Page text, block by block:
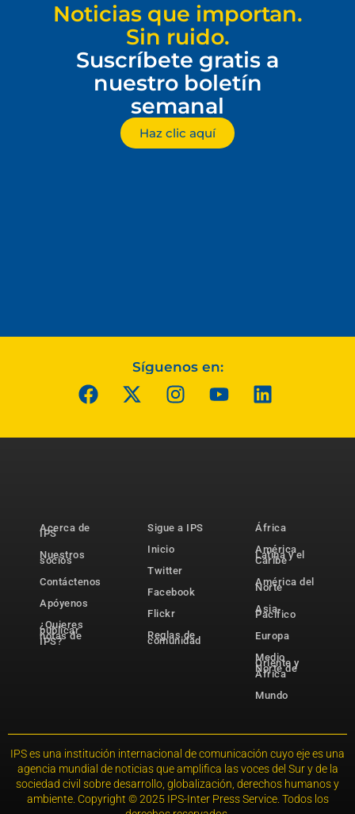
Noticias que importan.
Sin ruido.
Suscríbete gratis a
nuestro boletín
semanal
Haz clic aquí
Síguenos en:
Acerca de
IPS
Nuestros
socios
Contáctenos
Apóyenos
¿Quieres
publicar
notas de
IPS?
Sigue a IPS
Inicio
Twitter
Facebook
Flickr
Reglas de
comunidad
África
América
Latina y el
Caribe
América del
Norte
Asia-
Pacífico
Europa
Medio
Oriente y
Norte de
África
Mundo
IPS es una institución internacional de comunicación cuyo eje es una
agencia mundial de noticias que amplifica las voces del Sur y de la
sociedad civil sobre desarrollo, globalización, derechos humanos y
ambiente. Copyright © 2025 IPS-Inter Press Service. Todos los